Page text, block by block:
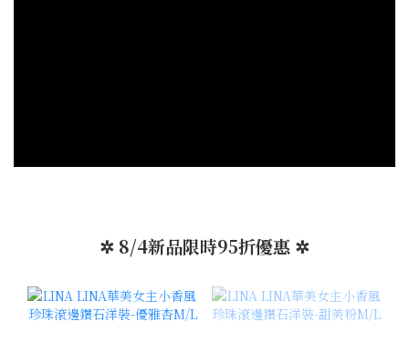
✲ 8/4新品限時95折優惠 ✲